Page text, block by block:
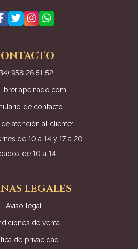
958 26 51 52
de contacto
atención al cliente:
de 10 a 14 y 17 a 20
de 10 a 14
LEGALES
Aviso legal
de venta
de privacidad